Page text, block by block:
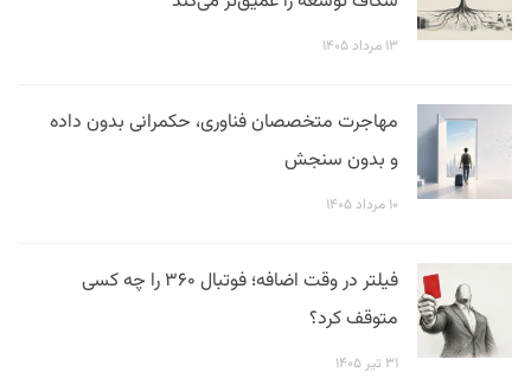
۱۳ مرداد ۱۴۰۵
مهاجرت متخصصان فناوری، حکمرانی بدون داده
و بدون سنجش
۱۰ مرداد ۱۴۰۵
فیلتر در وقت اضافه؛ فوتبال ۳۶۰ را چه کسی
متوقف کرد؟
۳۱ تیر ۱۴۰۵